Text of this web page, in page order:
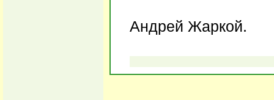
Андрей Жаркой.